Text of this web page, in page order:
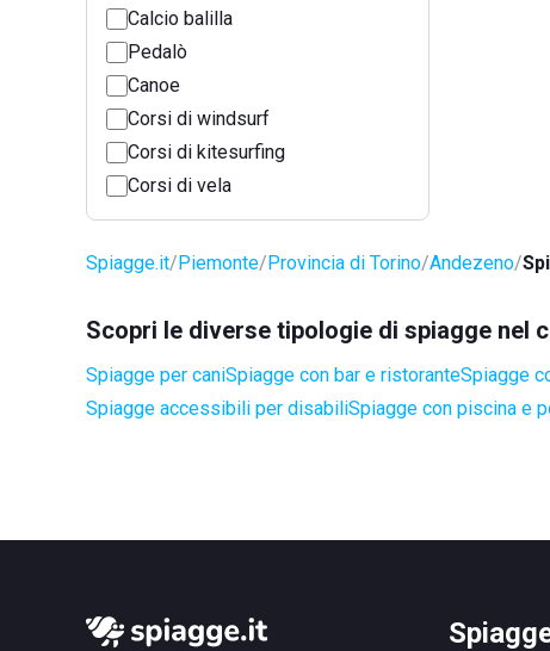
Calcio balilla
Pedalò
Canoe
Corsi di windsurf
Corsi di kitesurfing
Corsi di vela
Spiagge.it Piemonte Provincia di Torino Andezeno
Scopri le diverse tipologie di spiagge nel
Spiagge per caniSpiagge con bar e ristoranteSpiagge
Spiagge accessibili per disabiliSpiagge con piscina e